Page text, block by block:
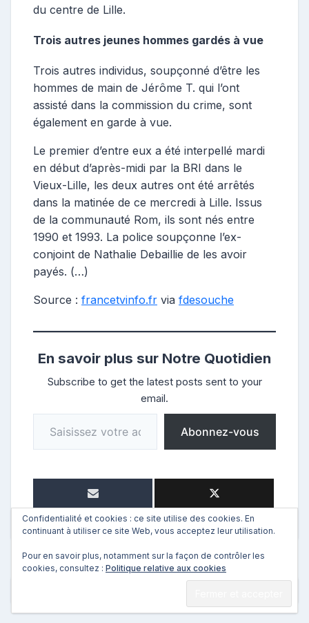
du centre de Lille.
Trois autres jeunes hommes gardés à vue
Trois autres individus, soupçonné d’être les
hommes de main de Jérôme T. qui l’ont
assisté dans la commission du crime, sont
également en garde à vue.
Le premier d’entre eux a été interpellé mardi
en début d’après-midi par la BRI dans le
Vieux-Lille, les deux autres ont été arrêtés
dans la matinée de ce mercredi à Lille. Issus
de la communauté Rom, ils sont nés entre
1990 et 1993. La police soupçonne l’ex-
conjoint de Nathalie Debaillie de les avoir
payés. (…)
Source : francetvinfo.fr via fdesouche
En savoir plus sur Notre Quotidien
Subscribe to get the latest posts sent to your
email.
Saisissez votre adresse e-mail…
Abonnez-vous
Confidentialité et cookies : ce site utilise des cookies. En
continuant à utiliser ce site Web, vous acceptez leur utilisation.
Pour en savoir plus, notamment sur la façon de contrôler les
cookies, consultez : Politique relative aux cookies